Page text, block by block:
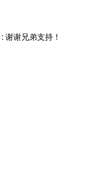
: 谢谢兄弟支持！